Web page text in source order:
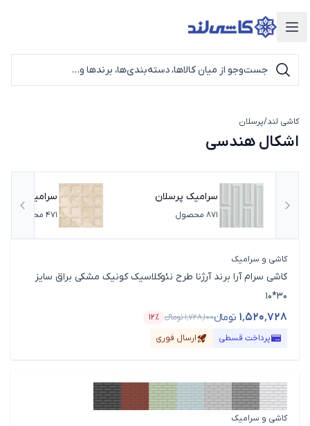
دسته‌بندی محصولات
کاشی لند/پرسلان
اشکال هندسی
اسلاید قبلی
سرامیک پرسلان
مستطیلی
871محصول
سرامیک
471محصول
کاشی و سرامیک
کاشی سرام آرا برند آرژنا طرح نئوکلاسیک کونیک مشکی براق سایز
30*10
۱٬۵۲۰٬۷۲۸ تومانء۱٬۷۲۸٬۱۰۰تومانء
قیمت محصول
۱۲٪
درصد تخفیف
پرداخت قسطی
ارسال فوری
کاشی و سرامیک